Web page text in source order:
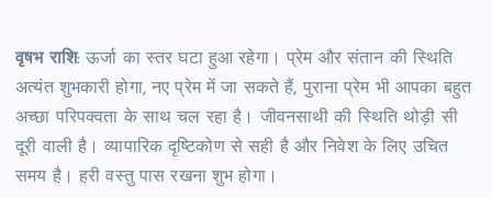
वृषभ राशि: ऊर्जा का स्तर घटा हुआ रहेगा। प्रेम और संतान की स्थिति
अत्यंत शुभकारी होगा, नए प्रेम में जा सकते हैं, पुराना प्रेम भी आपका बहुत
अच्छा परिपक्वता के साथ चल रहा है। जीवनसाथी की स्थिति थोड़ी सी
दूरी वाली है। व्यापारिक दृष्टिकोण से सही है और निवेश के लिए उचित
समय है। हरी वस्तु पास रखना शुभ होगा।